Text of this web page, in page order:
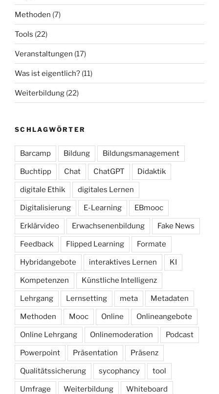
Methoden (7)
Tools (22)
Veranstaltungen (17)
Was ist eigentlich? (11)
Weiterbildung (22)
SCHLAGWÖRTER
Barcamp Bildung Bildungsmanagement
Buchtipp Chat ChatGPT Didaktik
digitale Ethik digitales Lernen
Digitalisierung E-Learning EBmooc
Erklärvideo Erwachsenenbildung Fake News
Feedback Flipped Learning Formate
Hybridangebote interaktives Lernen KI
Kompetenzen Künstliche Intelligenz
Lehrgang Lernsetting meta Metadaten
Methoden Mooc Online Onlineangebote
Online Lehrgang Onlinemoderation Podcast
Powerpoint Präsentation Präsenz
Qualitätssicherung sycophancy tool
Umfrage Weiterbildung Whiteboard